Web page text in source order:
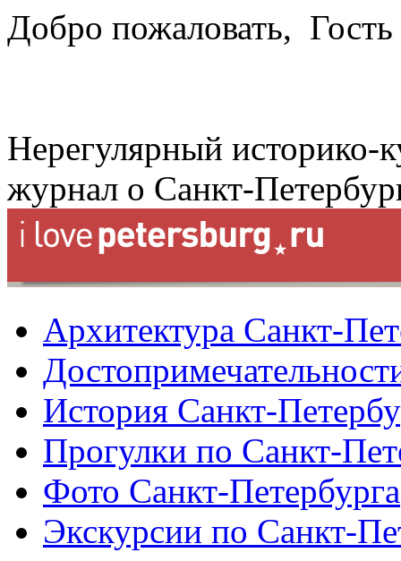
Добро пожаловать, Гость
Нерегулярный историко-
журнал о Санкт-
Архитектура Санкт-
История Санкт-
Прогулки по Санкт-
Фото Санкт-Петербурга
Экскурсии по Санкт-